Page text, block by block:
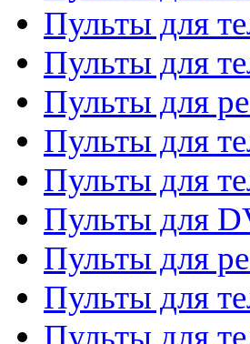
Пульты для
Пульты для
Пульты для
Пульты для
Пульты для
Пульты для
Пульты для
Пульты для
Пульты для